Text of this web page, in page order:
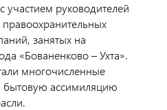
участием руководителей
занятых на
«Бованенково – Ухта».
многочисленные
бытовую ассимиляцию